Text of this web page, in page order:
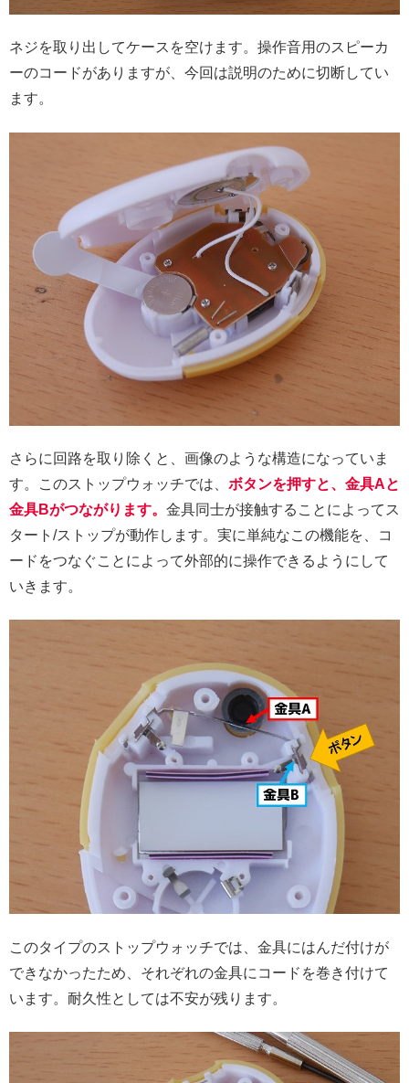
ネジを取り出してケースを空けます。操作音用のスピーカ
ーのコードがありますが、今回は説明のために切断してい
ます。
さらに回路を取り除くと、画像のような構造になっていま
す。このストップウォッチでは、 ボタンを押すと、金具Aと
金具Bがつながります。 金具同士が接触することによってス
タート/ストップが動作します。実に単純なこの機能を、コ
ードをつなぐことによって外部的に操作できるようにして
いきます。
このタイプのストップウォッチでは、金具にはんだ付けが
できなかったため、それぞれの金具にコードを巻き付けて
います。耐久性としては不安が残ります。